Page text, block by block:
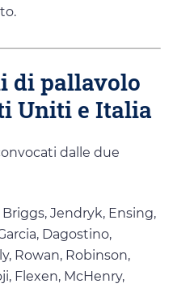
di pallavolo
Uniti e Italia
dalle due
Briggs, Jendryk, Ensing,
Dagostino,
Rowan, Robinson,
Flexen, McHenry,